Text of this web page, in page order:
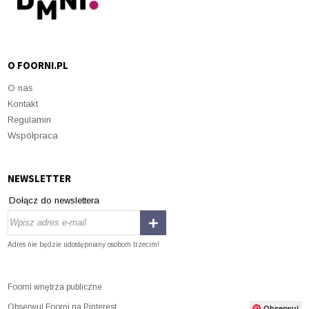
O FOORNI.PL
O nas
Kontakt
Regulamin
Współpraca
NEWSLETTER
Dołącz do newslettera
Adres nie będzie udostępniany osobom trzecim!
Foorni wnętrza publiczne